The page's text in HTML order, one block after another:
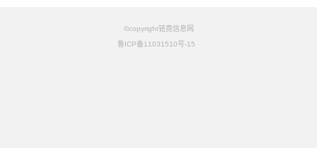
©copyright铭竟信息网
鲁ICP备11031510号-15